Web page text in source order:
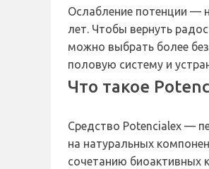
Ослабление потенции —
лет. Чтобы вернуть
можно выбрать более
половую систему и
Что такое
Средство Potencialex —
на натуральных
сочетанию биоактивных